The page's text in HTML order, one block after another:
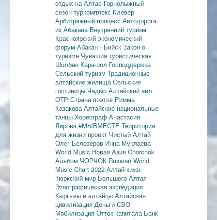
отдых на Алтае Горнолыжный
сезон туркомплекс Клевер
Арбитражный процесс Автодорога
из Абакана Внутренний туризм
Красноярский экономический
форум Абакан - Бийск Закон о
туризме Чувашия туристическая
Шолбан Кара-оол Господдержка
Сельский туризм Традиционные
алтайские жилища Сельские
гостиницы Чадыр Алтайский аил
ОТР Страна поэтов Римма
Казакова Алтайские национальные
танцы Хореограф Анастасия
Лирова #МЫВМЕСТЕ Территория
для жизни проект Чистый Алтай
Олег Белозеров Инна Муклаева
World Music Новая Азия Chorchok
Альбом ЧОРЧОК Russian World
Music Chart 2022 Алтай-кижи
Тюркский мир Большого Алтая
Этнографическая экспедиция
Кыргызы и алтайцы Алтайская
цивилизация Деньги СВО
Мобилизация Отток капитала Банк